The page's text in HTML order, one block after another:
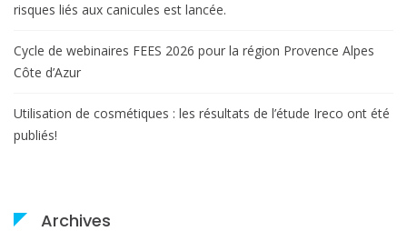
risques liés aux canicules est lancée.
Cycle de webinaires FEES 2026 pour la région Provence Alpes
Côte d’Azur
Utilisation de cosmétiques : les résultats de l’étude Ireco ont été
publiés!
Archives